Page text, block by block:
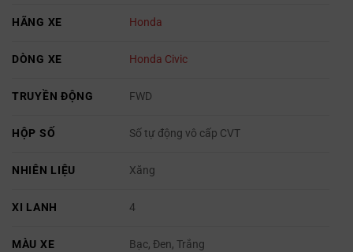
HÃNG XE Honda
DÒNG XE Honda Civic
TRUYỀN ĐỘNG FWD
HỘP SỐ Số tự động vô cấp CVT
NHIÊN LIỆU Xăng
XI LANH 4
MÀU XE Bạc, Đen, Trắng